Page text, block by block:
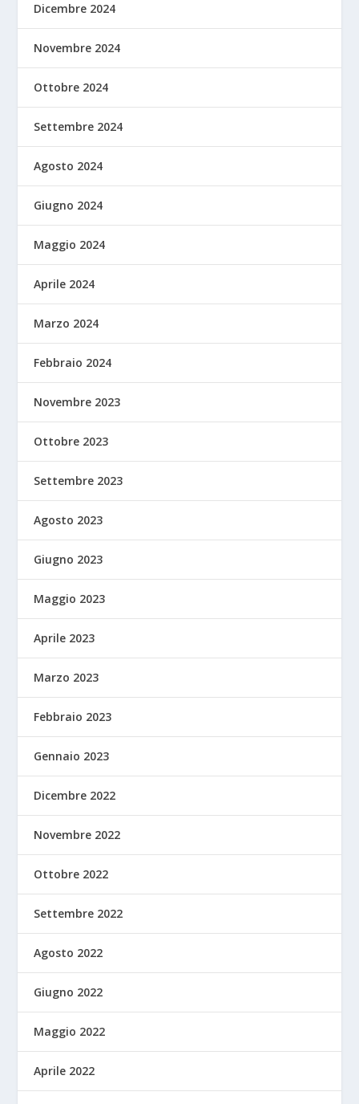
Dicembre 2024
Novembre 2024
Ottobre 2024
Settembre 2024
Agosto 2024
Giugno 2024
Maggio 2024
Aprile 2024
Marzo 2024
Febbraio 2024
Novembre 2023
Ottobre 2023
Settembre 2023
Agosto 2023
Giugno 2023
Maggio 2023
Aprile 2023
Marzo 2023
Febbraio 2023
Gennaio 2023
Dicembre 2022
Novembre 2022
Ottobre 2022
Settembre 2022
Agosto 2022
Giugno 2022
Maggio 2022
Aprile 2022